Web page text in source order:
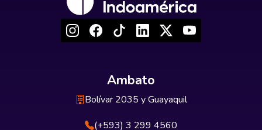
Ambato
Bolívar 2035 y Guayaquil
(+593) 3 299 4560